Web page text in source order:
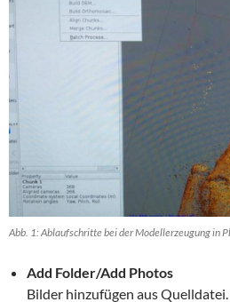
Abb. 1: Ablaufschritte bei der Modellerzeugung in
Add Folder/Add Photos
Bilder hinzufügen aus